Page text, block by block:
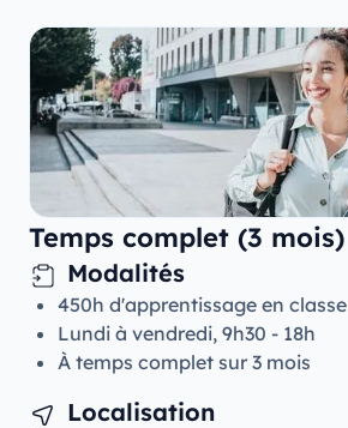
Temps complet (3 mois)
Modalités
450h d'apprentissage en classe
Lundi à vendredi, 9h30 - 18h
À temps complet sur 3 mois
Localisation